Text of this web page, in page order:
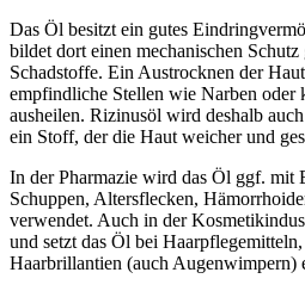
Das Öl besitzt ein gutes
bildet dort einen mechanischen
Schadstoffe. Ein Austrocknen der
empfindliche Stellen wie Narben oder
ausheilen. Rizinusöl wird deshalb
ein Stoff, der die Haut weicher und
In der Pharmazie wird das Öl ggf. mit
Schuppen, Altersflecken,
verwendet. Auch in der
und setzt das Öl bei
Haarbrillantien (auch Augenwimpern)